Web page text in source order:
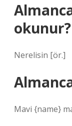
okunur?
Nerelisin [ör.]
Mavi {name}